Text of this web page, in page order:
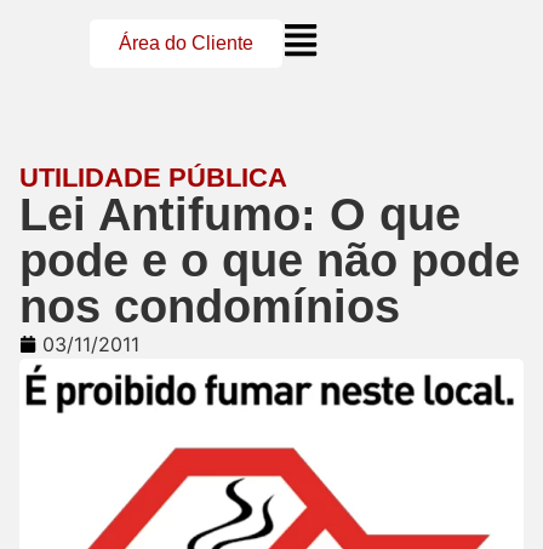
Área do Cliente
UTILIDADE PÚBLICA
Lei Antifumo: O que
pode e o que não pode
nos condomínios
03/11/2011